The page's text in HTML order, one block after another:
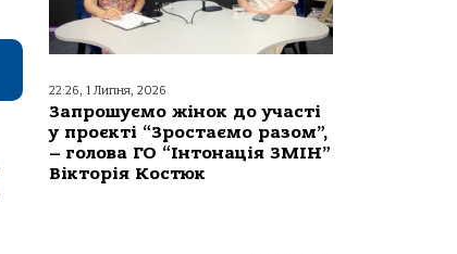
22:26, 1 Липня, 2026
Запрошуємо жінок до участі
у проєкті “Зростаємо разом”,
– голова ГО “Інтонація ЗМІН”
Вікторія Костюк